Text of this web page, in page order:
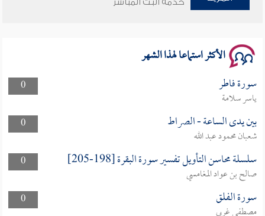
خدمة البث المباشر
الأكثر استماعا لهذا الشهر
0 سورة فاطر
ياسر سلامة
0
بين يدى الساعة - الصراط
شعبان محمود عبد الله
0
سلسلة محاسن التأويل تفسير سورة البقرة [198-205]
صالح بن عواد المغامسي
0
سورة الفلق